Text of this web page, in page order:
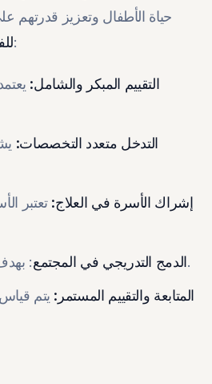
حياة الأطفال وتعزيز قدرتهم
يحقق نتائج إيجابية ملموسة. وتتمثل أبرز استراتيجيات التدخل المبكر في:
التقييم المبكر والشامل:
التدخل متعدد التخصصات:
إشراك الأسرة في العلاج: تعتبر
الدمج التدريجي في المجتمع: بهدف تهيئة الطفل للاندماج في البيئات التعليمية والاجتماعية من خلال برامج متخصصة.
المتابعة والتقييم المستمر: يتم